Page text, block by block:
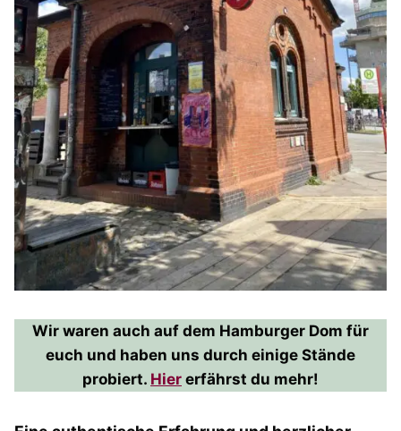
Wir waren auch auf dem Hamburger Dom für
euch und haben uns durch einige Stände
probiert. Hier erfährst du mehr!